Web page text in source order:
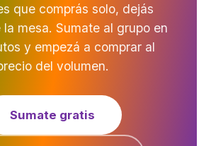
que comprás solo, dejás
la mesa. Sumate al grupo en
y empezá a comprar al
del volumen.
Sumate gratis